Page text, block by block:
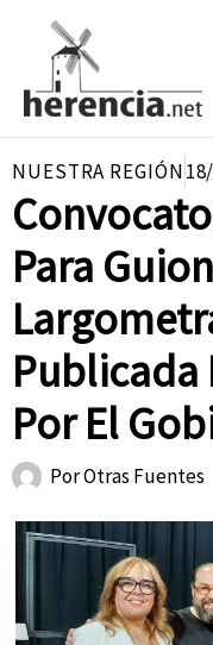
contenido
NUESTRA REGIÓN
Para
Publicada
Por El
PorOtras Fuentes